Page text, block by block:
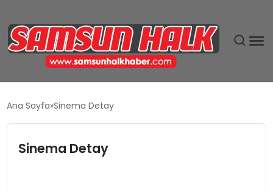
Ana Sayfa Sinema Detay
Sinema Detay